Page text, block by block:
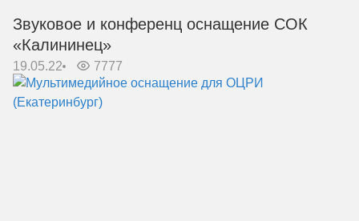
Звуковое и конференц оснащение СОК
«Калининец»
19.05.22 7777